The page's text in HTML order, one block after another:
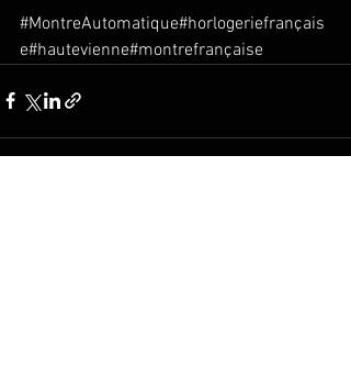
#MontreAutomatique#horlogeriefrançais
e#hautevienne#montrefrançaise